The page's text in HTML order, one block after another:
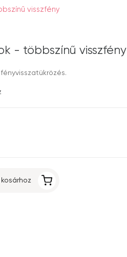
visszfény
- többszínű visszfény